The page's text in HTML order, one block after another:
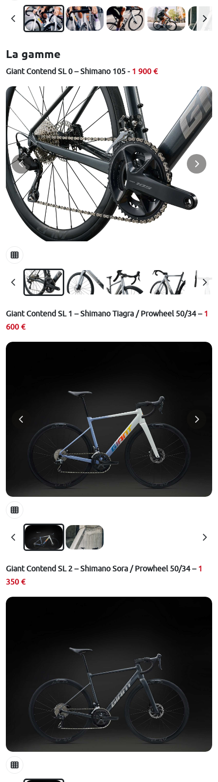
La gamme
Giant Contend SL 0 – Shimano 105 - 1 900 €
Giant Contend SL 1 – Shimano Tiagra / Prowheel 50/34 – 1
600 €
Giant Contend SL 2 – Shimano Sora / Prowheel 50/34 – 1
350 €